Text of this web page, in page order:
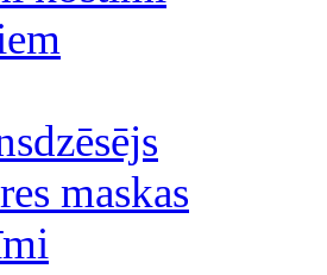
maskas